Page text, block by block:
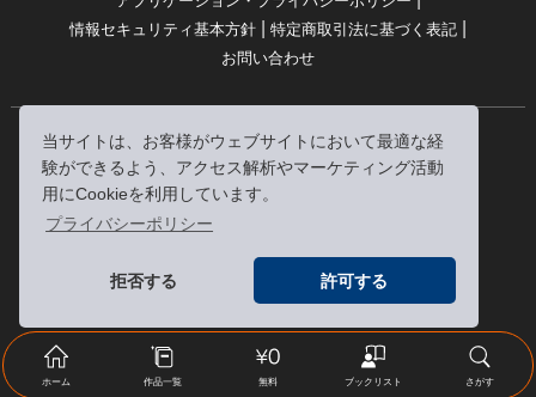
当サイトは、お客様がウェブサイトにおいて最適な経
験ができるよう、アクセス解析やマーケティング活動
用にCookieを利用しています。
プライバシーポリシー
拒否する 許可する
情報セキュリティ基本方針 | 特定商取引法に基づく表記 |
お問い合わせ
© RRJ Inc.
（kikubon/キクボン/きく本/きくほん/キクホン）は
株式会社RRJの登録商標です。
ホーム 作品一覧 無料 ブックリスト さがす